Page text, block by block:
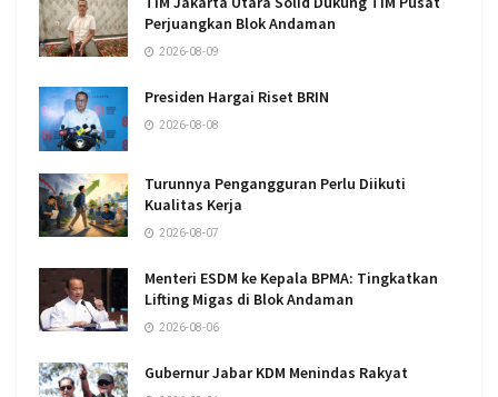
Perjuangkan Blok Andaman
2026-08-09
Presiden Hargai Riset BRIN
2026-08-08
Turunnya Pengangguran Perlu Diikuti
Kualitas Kerja
2026-08-07
Menteri ESDM ke Kepala BPMA: Tingkatkan
Lifting Migas di Blok Andaman
2026-08-06
Gubernur Jabar KDM Menindas Rakyat